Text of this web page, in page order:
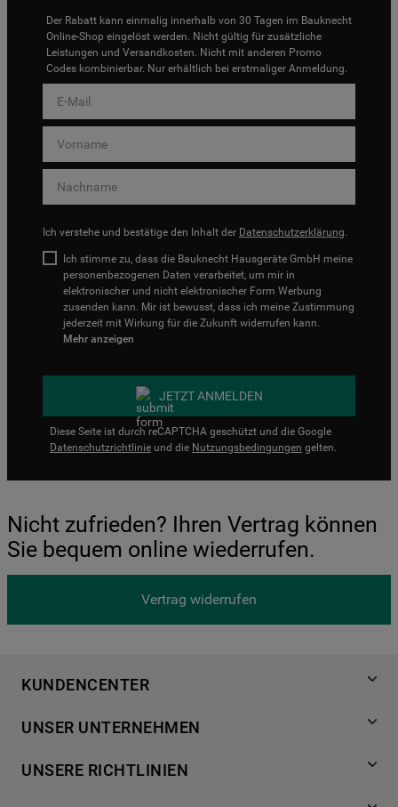
Der Rabatt kann einmalig innerhalb von 30 Tagen im Bauknecht
Online-Shop eingelöst werden. Nicht gültig für zusätzliche
Leistungen und Versandkosten. Nicht mit anderen Promo
Codes kombinierbar. Nur erhältlich bei erstmaliger Anmeldung.
Ich verstehe und bestätige den Inhalt der Datenschutzerklärung.
Ich stimme zu, dass die Bauknecht Hausgeräte GmbH meine
personenbezogenen Daten verarbeitet, um mir in
elektronischer und nicht elektronischer Form Werbung
zusenden kann. Mir ist bewusst, dass ich meine Zustimmung
jederzeit mit Wirkung für die Zukunft widerrufen kann.
Mehr anzeigen
JETZT ANMELDEN
Diese Seite ist durch reCAPTCHA geschützt und die Google
Datenschutzrichtlinie und die Nutzungsbedingungen gelten.
Nicht zufrieden? Ihren Vertrag können
Sie bequem online wiederrufen.
Vertrag widerrufen
KUNDENCENTER
Händlersuche
Häufige Fragen
UNSER UNTERNEHMEN
Für Händler
UNSERE RICHTLINIEN